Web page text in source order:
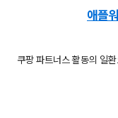
애플
쿠팡 파트너스 활동의 일